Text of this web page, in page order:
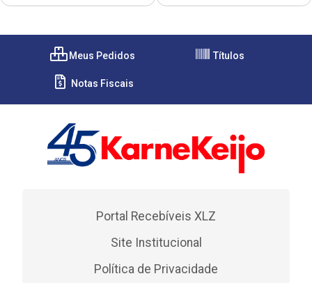
Meus Pedidos Títulos
Notas Fiscais
Portal Recebíveis XLZ
Site Institucional
Política de Privacidade